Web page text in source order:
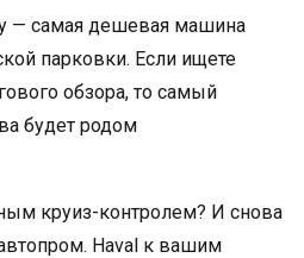
— самая дешевая машина
парковки. Если ищете
обзора, то самый
будет родом
круиз-контролем? И снова
Haval к вашим